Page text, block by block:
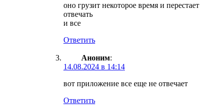
оно грузит некоторое время и перестает
отвечать
и все
Ответить
Аноним:
14.08.2024 в 14:14
вот приложение все еще не отвечает
Ответить